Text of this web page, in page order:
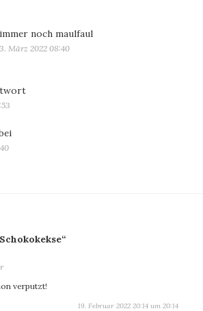
immer noch maulfaul
3. März 2022 08:40
sagt:
verputzt!
19. Februar 2022 20:14 um 20:14